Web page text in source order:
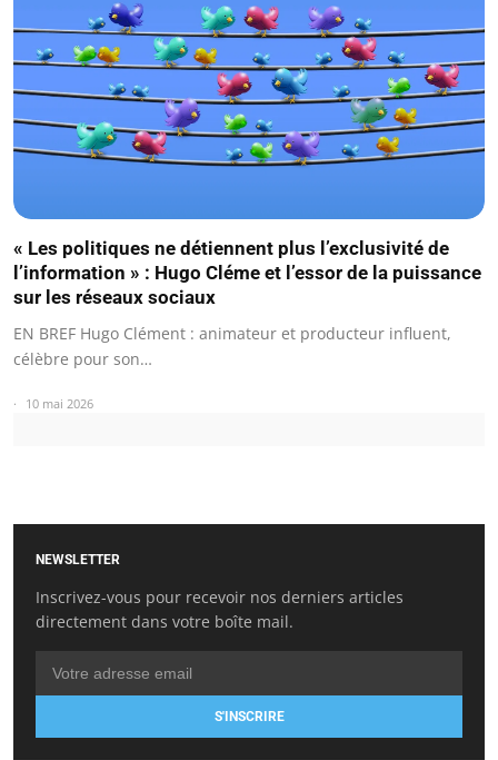
« Les politiques ne détiennent plus l’exclusivité de
l’information » : Hugo Cléme et l’essor de la puissance
sur les réseaux sociaux
EN BREF Hugo Clément : animateur et producteur influent,
célèbre pour son…
10 mai 2026
NEWSLETTER
Inscrivez-vous pour recevoir nos derniers articles
directement dans votre boîte mail.
S'INSCRIRE